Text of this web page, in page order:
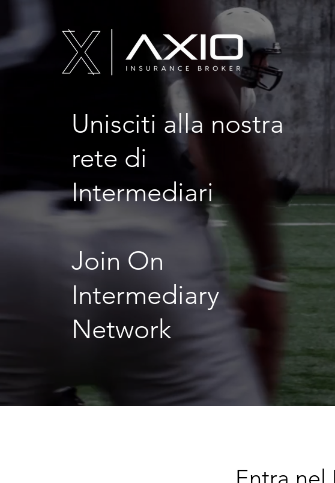
Unisciti alla nostra
rete di
Intermediari
Join On
Intermediary
Network